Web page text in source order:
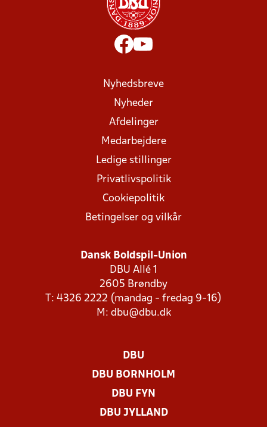
Nyhedsbreve
Nyheder
Afdelinger
Medarbejdere
Ledige stillinger
Privatlivspolitik
Cookiepolitik
Betingelser og vilkår
Dansk Boldspil-Union
DBU Allé 1
2605 Brøndby
T: 4326 2222 (mandag - fredag 9-16)
M: dbu@dbu.dk
DBU
DBU BORNHOLM
DBU FYN
DBU JYLLAND